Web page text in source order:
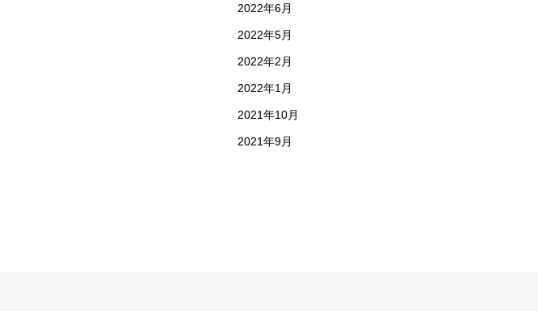
2022年6月
2022年5月
2022年2月
2022年1月
2021年10月
2021年9月